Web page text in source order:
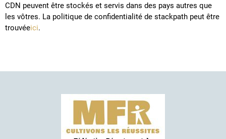
CDN peuvent être stockés et servis dans des pays autres que
les vôtres. La politique de confidentialité de stackpath peut être
trouvéeici.